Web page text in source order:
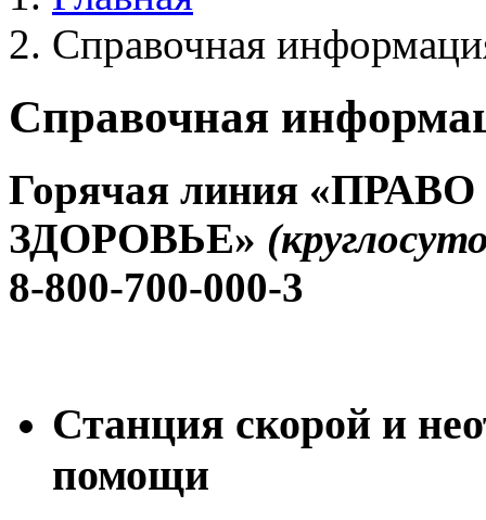
Справочная
Справочная
Горячая линия
ЗДОРОВЬЕ»
8-800-700-000-3
Станция скорой и
помощи